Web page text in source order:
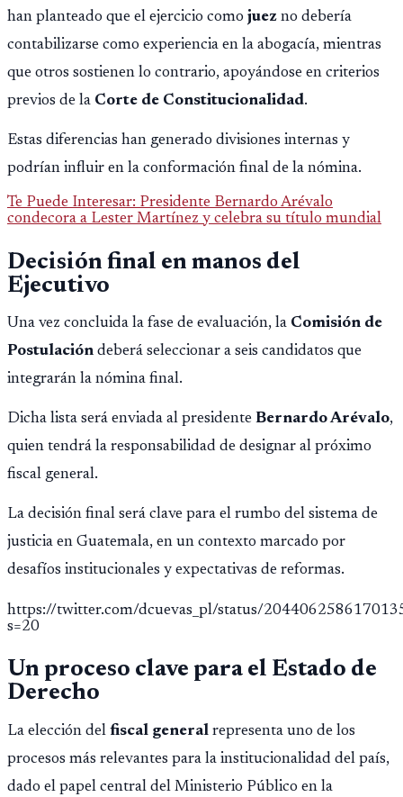
han planteado que el ejercicio como juez no debería
contabilizarse como experiencia en la abogacía, mientras
que otros sostienen lo contrario, apoyándose en criterios
previos de la Corte de Constitucionalidad.
Estas diferencias han generado divisiones internas y
podrían influir en la conformación final de la nómina.
Te Puede Interesar: Presidente Bernardo Arévalo
condecora a Lester Martínez y celebra su título mundial
Decisión final en manos del
Ejecutivo
Una vez concluida la fase de evaluación, la Comisión de
Postulación deberá seleccionar a seis candidatos que
integrarán la nómina final.
Dicha lista será enviada al presidente Bernardo Arévalo,
quien tendrá la responsabilidad de designar al próximo
fiscal general.
La decisión final será clave para el rumbo del sistema de
justicia en Guatemala, en un contexto marcado por
desafíos institucionales y expectativas de reformas.
https://twitter.com/dcuevas_pl/status/
s=20
Un proceso clave para el Estado de
Derecho
La elección del fiscal general representa uno de los
procesos más relevantes para la institucionalidad del país,
dado el papel central del Ministerio Público en la